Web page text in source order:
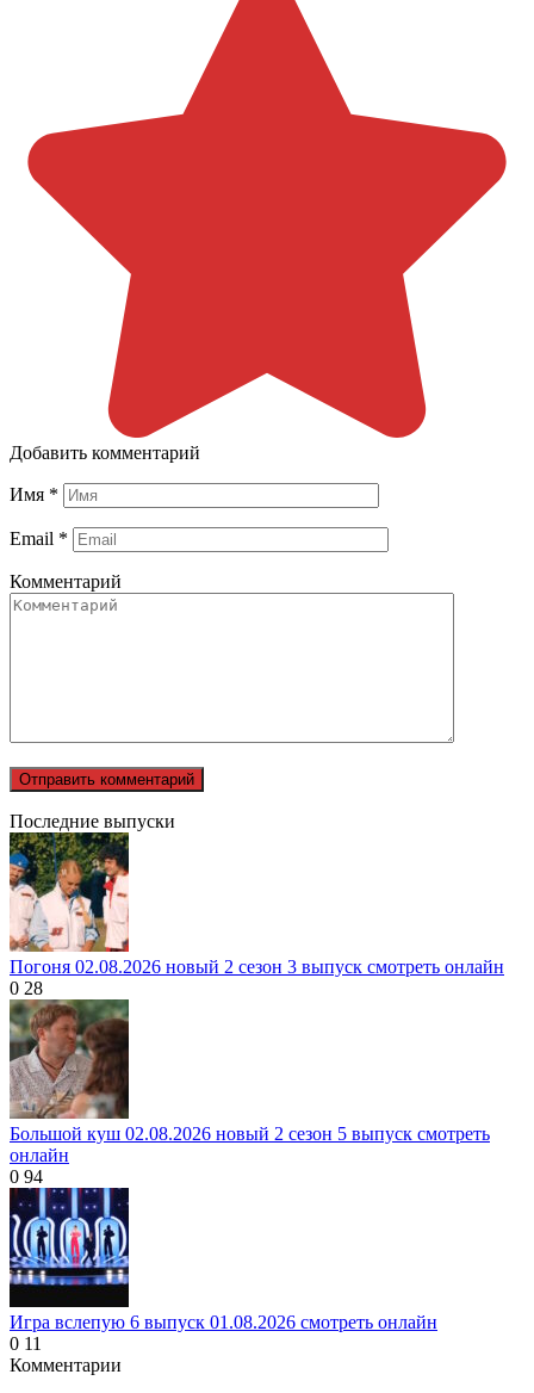
Добавить комментарий
Имя *
Email *
Комментарий
Последние выпуски
Погоня 02.08.2026 новый 2 сезон 3 выпуск смотреть онлайн
0 28
Большой куш 02.08.2026 новый 2 сезон 5 выпуск смотреть
онлайн
0 94
Игра вслепую 6 выпуск 01.08.2026 смотреть онлайн
0 11
Комментарии